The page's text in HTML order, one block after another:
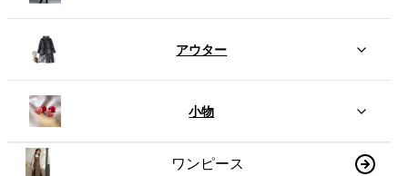
アウター
小物
ワンピース